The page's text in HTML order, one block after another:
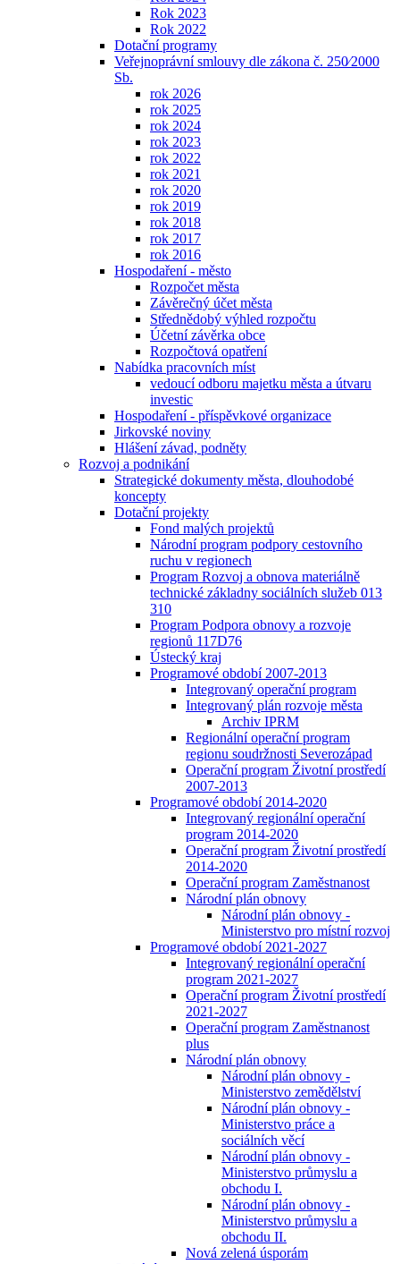
Rok 2023
Rok 2022
Dotační programy
Veřejnoprávní smlouvy dle zákona č. 250⁄2000
Sb.
rok 2026
rok 2025
rok 2024
rok 2023
rok 2022
rok 2021
rok 2020
rok 2019
rok 2018
rok 2017
rok 2016
Hospodaření - město
Rozpočet města
Závěrečný účet města
Střednědobý výhled rozpočtu
Účetní závěrka obce
Rozpočtová opatření
Nabídka pracovních míst
vedoucí odboru majetku města a útvaru
investic
Hospodaření - příspěvkové organizace
Jirkovské noviny
Hlášení závad, podněty
Rozvoj a podnikání
Strategické dokumenty města, dlouhodobé
koncepty
Dotační projekty
Fond malých projektů
Národní program podpory cestovního
ruchu v regionech
Program Rozvoj a obnova materiálně
technické základny sociálních služeb 013
310
Program Podpora obnovy a rozvoje
regionů 117D76
Ústecký kraj
Programové období 2007-2013
Integrovaný operační program
Integrovaný plán rozvoje města
Archiv IPRM
Regionální operační program
regionu soudržnosti Severozápad
Operační program Životní prostředí
2007-2013
Programové období 2014-2020
Integrovaný regionální operační
program 2014-2020
Operační program Životní prostředí
2014-2020
Operační program Zaměstnanost
Národní plán obnovy
Národní plán obnovy -
Ministerstvo pro místní rozvoj
Programové období 2021-2027
Integrovaný regionální operační
program 2021-2027
Operační program Životní prostředí
2021-2027
Operační program Zaměstnanost
plus
Národní plán obnovy
Národní plán obnovy -
Ministerstvo zemědělství
Národní plán obnovy -
Ministerstvo práce a
sociálních věcí
Národní plán obnovy -
Ministerstvo průmyslu a
obchodu I.
Národní plán obnovy -
Ministerstvo průmyslu a
obchodu II.
Nová zelená úsporám